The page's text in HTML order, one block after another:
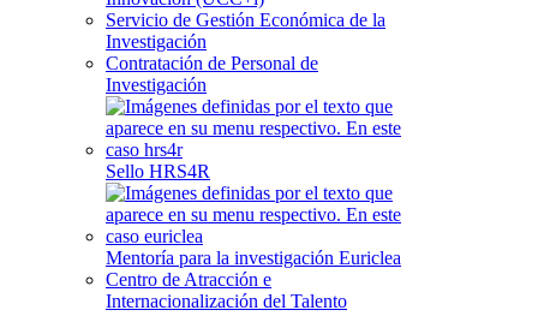
Servicio de Gestión Económica de la
Investigación
Contratación de Personal de
Investigación
Sello HRS4R
Mentoría para la investigación Euriclea
Centro de Atracción e
Internacionalización del Talento